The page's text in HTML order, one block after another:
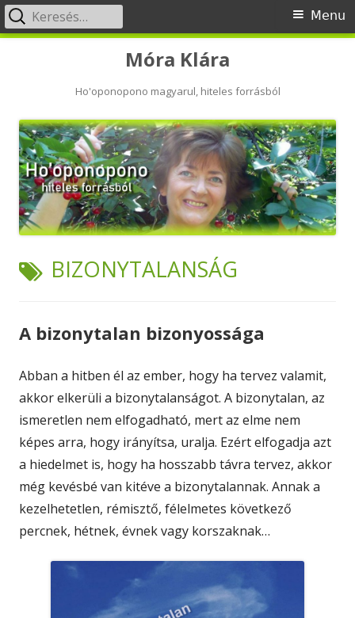
Móra Klára
Ho'oponopono magyarul, hiteles forrásból
Primary
Menu
Keresés:
TAG:
BIZONYTALANSÁG
A bizonytalan bizonyossága
Abban a hitben él az ember, hogy ha tervez valamit,
akkor elkerüli a bizonytalanságot. A bizonytalan, az
ismeretlen nem elfogadható, mert az elme nem
képes arra, hogy irányítsa, uralja. Ezért elfogadja azt
a hiedelmet is, hogy ha hosszabb távra tervez, akkor
még kevésbé van kitéve a bizonytalannak. Annak a
kezelhetetlen, rémisztő, félelmetes következő
percnek, hétnek, évnek vagy korszaknak…